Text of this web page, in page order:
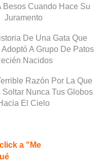
Besos Cuando Hace Su
Juramento
De Una Gata Que
A Grupo De Patos
Nacidos
Razón Por La Que
Soltar Nunca Tus Globos
El Cielo
a "Me